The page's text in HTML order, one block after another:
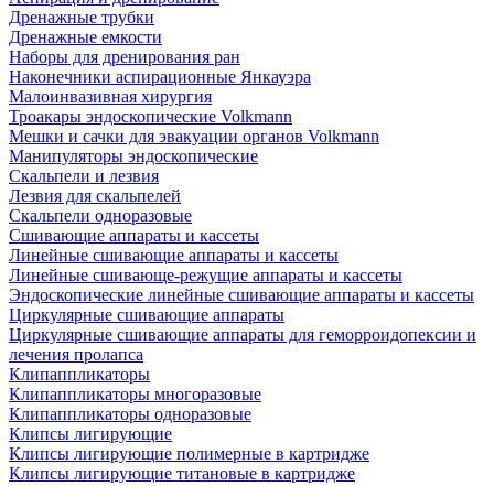
Дренажные трубки
Дренажные емкости
Наборы для дренирования ран
Наконечники аспирационные Янкауэра
Малоинвазивная хирургия
Троакары эндоскопические Volkmann
Мешки и сачки для эвакуации органов Volkmann
Манипуляторы эндоскопические
Скальпели и лезвия
Лезвия для скальпелей
Скальпели одноразовые
Сшивающие аппараты и кассеты
Линейные сшивающие аппараты и кассеты
Линейные сшивающе-режущие аппараты и кассеты
Эндоскопические линейные сшивающие аппараты и кассеты
Циркулярные сшивающие аппараты
Циркулярные сшивающие аппараты для геморроидопексии и
лечения пролапса
Клипаппликаторы
Клипаппликаторы многоразовые
Клипаппликаторы одноразовые
Клипсы лигирующие
Клипсы лигирующие полимерные в картридже
Клипсы лигирующие титановые в картридже